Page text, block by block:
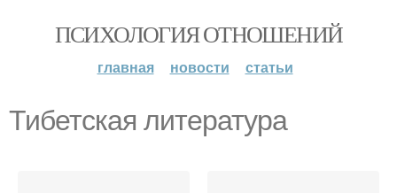
ПСИХОЛОГИЯ ОТНОШЕНИЙ
главная новости статьи
Тибетская литература